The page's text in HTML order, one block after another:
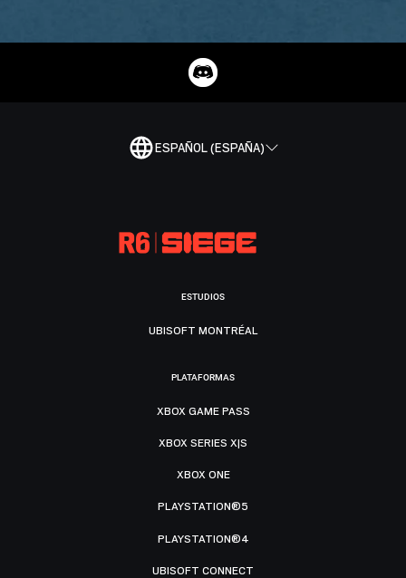
ESPAÑOL (ESPAÑA)
ESTUDIOS
UBISOFT MONTRÉAL
PLATAFORMAS
XBOX GAME PASS
XBOX SERIES X|S
XBOX ONE
PLAYSTATION®5
PLAYSTATION®4
UBISOFT CONNECT